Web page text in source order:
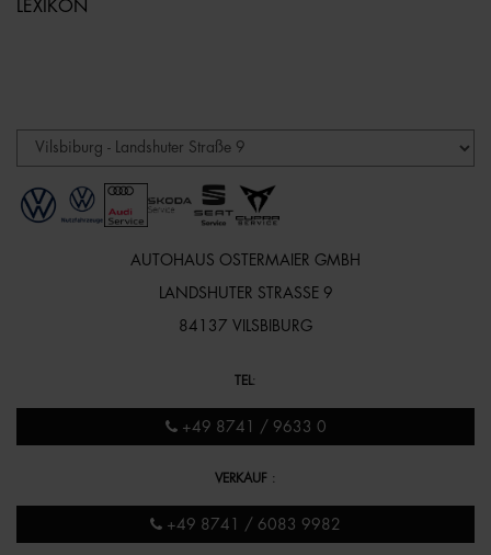
LEXIKON
AUTOHAUS OSTERMAIER GMBH
LANDSHUTER STRASSE 9
84137 VILSBIBURG
TEL :
+49 8741 / 9633 0
VERKAUF :
+49 8741 / 6083 9982